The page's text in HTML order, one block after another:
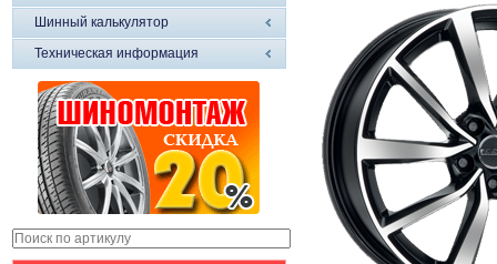
Шинный калькулятор
Техническая информация